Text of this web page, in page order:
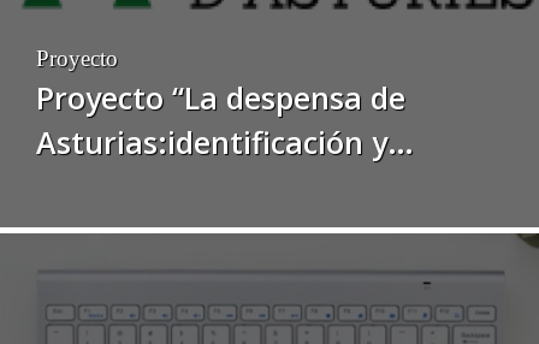
Proyecto
Proyecto “La despensa de
Asturias:identificación y
comercialización para
productos agroalimentarios
ecológicos y artesanales del